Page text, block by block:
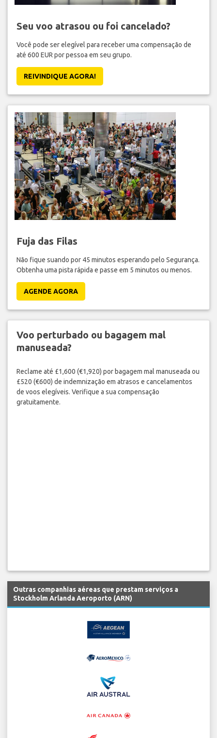
Seu voo atrasou ou foi cancelado?
Você pode ser elegível para receber uma compensação de
até 600 EUR por pessoa em seu grupo.
REIVINDIQUE AGORA!
Fuja das Filas
Não fique suando por 45 minutos esperando pelo Segurança.
Obtenha uma pista rápida e passe em 5 minutos ou menos.
AGENDE AGORA
Voo perturbado ou bagagem mal
manuseada?
Reclame até £1,600 (€1,920) por bagagem mal manuseada ou
£520 (€600) de indemnização em atrasos e cancelamentos
de voos elegíveis. Verifique a sua compensação
gratuitamente.
Outras companhias aéreas que prestam serviços a
Stockholm Arlanda Aeroporto (ARN)